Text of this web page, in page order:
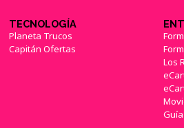
TECNOLOGÍA
Planeta Trucos
Capitán Ofertas
Los